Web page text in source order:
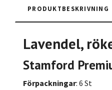
PRODUKTBESKRIVNING
Lavendel,
Stamford
Förpackningar: 6 St